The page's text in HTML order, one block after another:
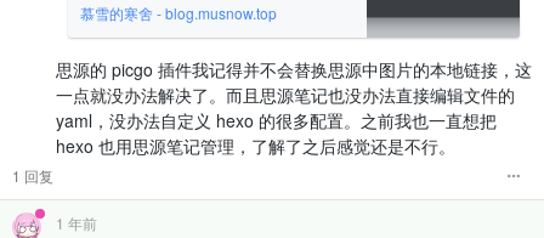
慕雪的寒舍 - blog.musnow.top
思源的 picgo 插件我记得并不会替换思源中图片的本地链接，这
一点就没办法解决了。而且思源笔记也没办法直接编辑文件的
yaml，没办法自定义 hexo 的很多配置。之前我也一直想把
hexo 也用思源笔记管理，了解了之后感觉还是不行。
1 回复
1 年前